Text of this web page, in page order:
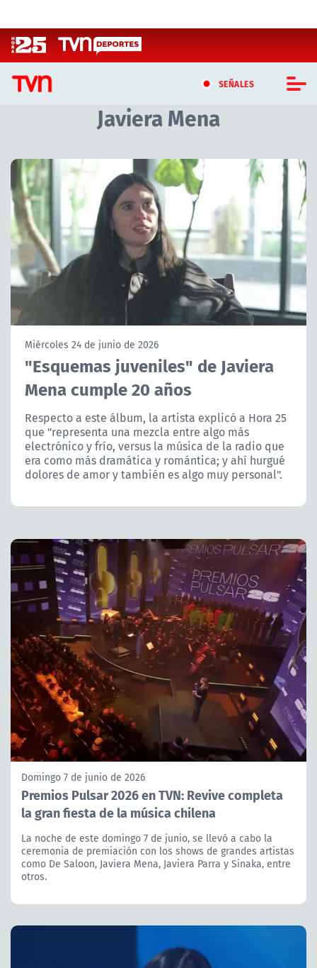
SEÑALES
CASTING MASTERCHEF CHILE
CASTING TVN VERTICAL
TVN VERTICAL
TVN PLAY
PROGRAMAS
TELESERIES
ACTUALIDAD Y TENDENCIAS
CORPORATIVO Y TRANSPARENCIA
CANAL DE DENUNCIAS
ÁREA DE PROYECTOS
Javiera Mena
Artículos relacionados con Javiera Mena
Miércoles 24 de junio de 2026
"Esquemas juveniles" de Javiera
Mena cumple 20 años
Respecto a este álbum, la artista explicó a Hora 25
que "representa una mezcla entre algo más
electrónico y frío, versus la música de la radio que
era como más dramática y romántica; y ahí hurgué
dolores de amor y también es algo muy personal".
Domingo 7 de junio de 2026
Premios Pulsar 2026 en TVN: Revive completa
la gran fiesta de la música chilena
La noche de este domingo 7 de junio, se llevó a cabo la
ceremonia de premiación con los shows de grandes artistas
como De Saloon, Javiera Mena, Javiera Parra y Sinaka, entre
otros.